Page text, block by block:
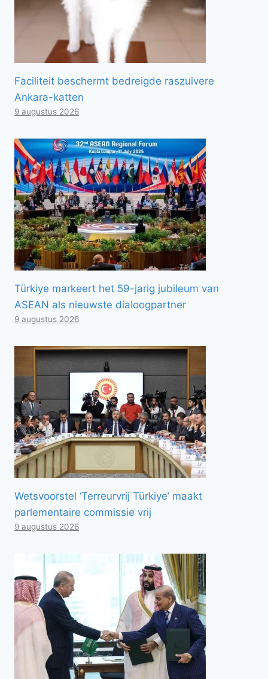
Faciliteit beschermt bedreigde raszuivere
Ankara-katten
9 augustus 2026
Türkiye markeert het 59-jarig jubileum van
ASEAN als nieuwste dialoogpartner
9 augustus 2026
Wetsvoorstel ‘Terreurvrij Türkiye’ maakt
parlementaire commissie vrij
9 augustus 2026